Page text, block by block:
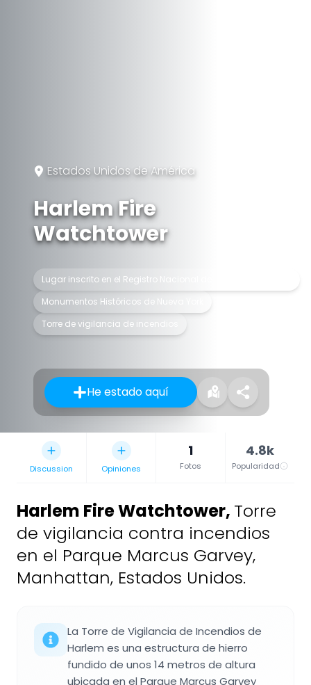
Estados Unidos de América
Harlem Fire
Watchtower
Lugar inscrito en el Registro Nacional de Lugares Históricos
Monumentos Históricos de Nueva York
Torre de vigilancia de incendios
He estado aquí
Discussion Opiniones
1
Fotos
4.8k
Popularidad
Harlem Fire Watchtower, Torre
de vigilancia contra incendios
en el Parque Marcus Garvey,
Manhattan, Estados Unidos.
La Torre de Vigilancia de Incendios de
Harlem es una estructura de hierro
fundido de unos 14 metros de altura
ubicada en el Parque Marcus Garvey